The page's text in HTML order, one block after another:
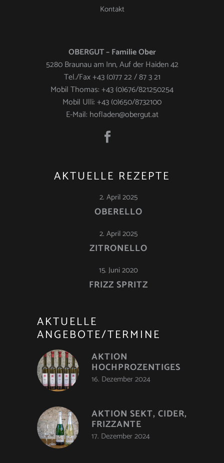
Kontakt
OBERGUT – Familie Ober
5280 Braunau am Inn, Auf der Haiden 42
Tel./Fax +43 (0)77 22 / 87 3 21
Mobil Thomas: +43 (0)676/821250254
Mobil Ulli: +43 (0)650/8732100
E-Mail: hofladen@obergut.at
AKTUELLE REZEPTE
2. April 2025
OBERELLO
2. April 2025
ZITRONELLO
15. Juni 2020
FRIZZ SPRITZ
AKTUELLE
ANGEBOTE/TERMINE
AKTION
HOCHPROZENTIGES
16. Dezember 2024
AKTION SEKT, CIDER,
FRIZZANTE
17. Dezember 2024